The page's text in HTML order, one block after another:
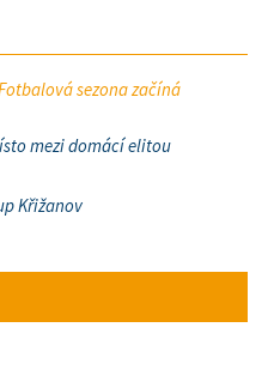
sezona začíná
mezi domácí elitou
Křižanov